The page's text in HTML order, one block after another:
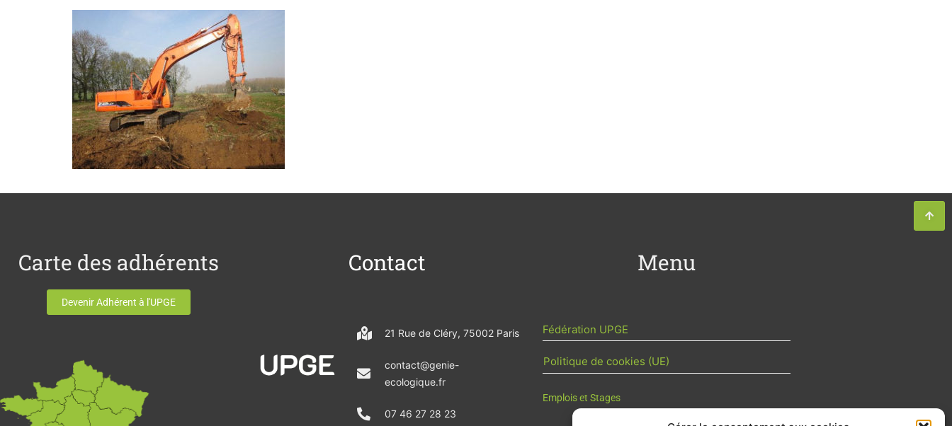
Carte des adhérents
Devenir Adhérent à l'UPGE
Contact
21 Rue de Cléry, 75002 Paris
contact@genie-
ecologique.fr
07 46 27 28 23
Menu
Fédération UPGE
Politique de cookies (UE)
Emplois et Stages